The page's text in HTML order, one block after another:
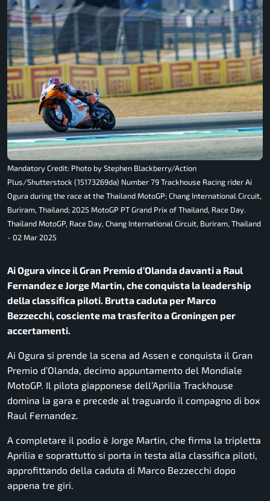
Mandatory Credit: Photo by Stephen Blackberry/Action
Plus/Shutterstock (15173269da) Number 79 Trackhouse Racing rider Ai
Ogura during the race at the Thailand MotoGP; Chang International Circuit,
Buriram, Thailand; 2025 MotoGP PT Grand Prix of Thailand, Race Day.
Thailand MotoGP, Race Day, Chang International Circuit, Buriram, Thailand
- 02 Mar 2025
Ai Ogura vince il Gran Premio d’Olanda davanti a Raul
Fernandez e Jorge Martin, che conquista la leadership
della classifica piloti. Brutta caduta per Marco
Bezzecchi, cosciente ma trasferito a Groningen per
accertamenti.
Ai Ogura si prende la scena ad Assen e conquista il Gran
Premio d’Olanda, decimo appuntamento del Mondiale
MotoGP. Il pilota giapponese dell’Aprilia Trackhouse
domina la gara e precede al traguardo il compagno di box
Raul Fernandez.
A completare il podio è Jorge Martin, che firma la tripletta
Aprilia e soprattutto si porta in testa alla classifica piloti,
approfittando della caduta di Marco Bezzecchi dopo
appena tre giri.